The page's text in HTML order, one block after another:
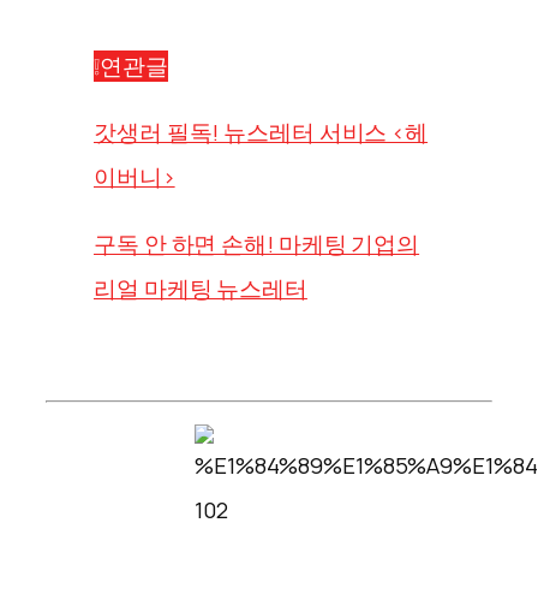
❕연관글
갓생러 필독! 뉴스레터 서비스 <헤
이버니>
구독 안 하면 손해! 마케팅 기업의
리얼 마케팅 뉴스레터